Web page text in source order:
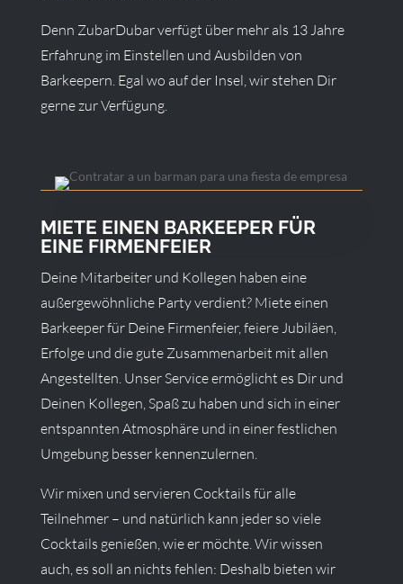
Denn ZubarDubar verfügt über mehr als 13 Jahre
Erfahrung im Einstellen und Ausbilden von
Barkeepern. Egal wo auf der Insel, wir stehen Dir
gerne zur Verfügung.
MIETE EINEN BARKEEPER FÜR
EINE FIRMENFEIER
Deine Mitarbeiter und Kollegen haben eine
außergewöhnliche Party verdient? Miete einen
Barkeeper für Deine Firmenfeier, feiere Jubiläen,
Erfolge und die gute Zusammenarbeit mit allen
Angestellten. Unser Service ermöglicht es Dir und
Deinen Kollegen, Spaß zu haben und sich in einer
entspannten Atmosphäre und in einer festlichen
Umgebung besser kennenzulernen.
Wir mixen und servieren Cocktails für alle
Teilnehmer – und natürlich kann jeder so viele
Cocktails genießen, wie er möchte. Wir wissen
auch, es soll an nichts fehlen: Deshalb bieten wir